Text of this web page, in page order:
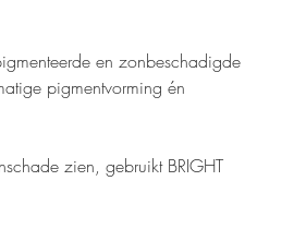
en zonbeschadigde
pigmentvorming én
zien, gebruikt BRIGHT